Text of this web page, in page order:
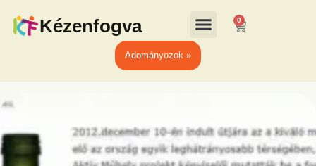
Kézenfogva 0
Adományozok »